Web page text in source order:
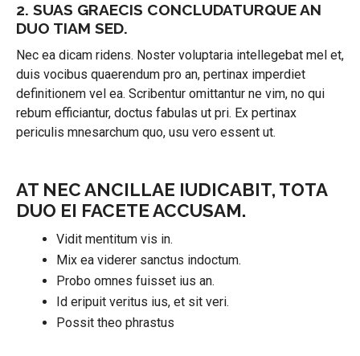
2. SUAS GRAECIS CONCLUDATURQUE AN
DUO TIAM SED.
Nec ea dicam ridens. Noster voluptaria intellegebat mel et,
duis vocibus quaerendum pro an, pertinax imperdiet
definitionem vel ea. Scribentur omittantur ne vim, no qui
rebum efficiantur, doctus fabulas ut pri. Ex pertinax
periculis mnesarchum quo, usu vero essent ut.
AT NEC ANCILLAE IUDICABIT, TOTA
DUO EI FACETE ACCUSAM.
Vidit mentitum vis in.
Mix ea viderer sanctus indoctum.
Probo omnes fuisset ius an.
Id eripuit veritus ius, et sit veri.
Possit theo phrastus